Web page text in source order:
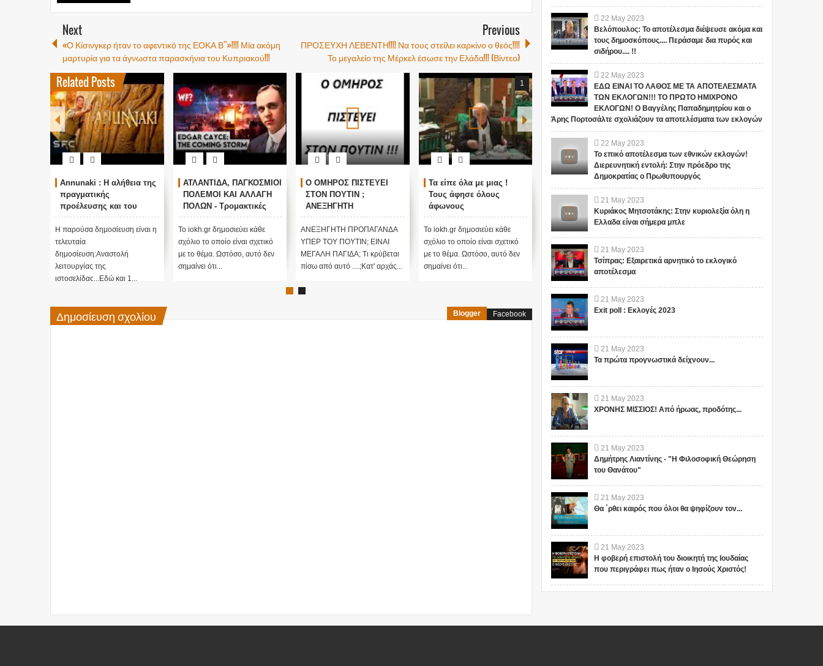
Next
«Ο Κίσινγκερ ήταν το αφεντικό της ΕΟΚΑ Β''»!!!! Μία ακόμη
μαρτυρία για τα άγνωστα παρασκήνια του Κυπριακού!!!
Previous
ΠΡΟΣΕΥΧΗ ΛΕΒΕΝΤΗ!!!! Να τους στείλει καρκίνο ο θεός!!!!
Το μεγαλείο της Μέρκελ έσωσε την Ελάδα!!! (Βίντεο)
Related Posts
Annunaki : Η αλήθεια της
πραγματικής
προέλευσης και του
σκοπού τους και
αναστολή λειτουργίας
μας ....
Η παρούσα δημοσίευση είναι η
τελευταία
δημοσίευση:Αναστολή
λειτουργίας της
ιστοσελίδας...Εδώ και 1...
ΑΤΛΑΝΤΙΔΑ, ΠΑΓΚΟΣΜΙΟΙ
ΠΟΛΕΜΟΙ ΚΑΙ ΑΛΛΑΓΗ
ΠΟΛΩΝ - Τρομακτικές
προβλέψεις του Edgar
Cayce (Video)
Το iokh.gr δημοσιεύει κάθε
σχόλιο το οποίο είναι σχετικό
με το θέμα. Ωστόσο, αυτό δεν
σημαίνει ότι...
Ο ΟΜΗΡΟΣ ΠΙΣΤΕΥΕΙ
ΣΤΟΝ ΠΟΥΤΙΝ ;
ΑΝΕΞΗΓΗΤΗ
ΠΡΟΠΑΓΑΝΔΑ ΥΠΕΡ ΤΟΥ
ΠΟΥΤΙΝ;
ΑΝΕΞΗΓΗΤΗ ΠΡΟΠΑΓΑΝΔΑ
ΥΠΕΡ ΤΟΥ ΠΟΥΤΙΝ; ΕΙΝΑΙ
ΜΕΓΑΛΗ ΠΑΓΙΔΑ; Τι κρύβεται
πίσω από αυτό ....;Κατ' αρχάς...
1
Τα είπε όλα με μιας !
Τους άφησε όλους
άφωνους
Το iokh.gr δημοσιεύει κάθε
σχόλιο το οποίο είναι σχετικό
με το θέμα. Ωστόσο, αυτό δεν
σημαίνει ότι...
1
"ΣΧΕΔΙΟ ΛΕΩΝΙΔΑΣ": ΤΙ
ΕΤΟΙΜΑΖΟΥΝ ΓΙΑ ΤΗΝ
ΠΑΤΡΙΔΑ ΜΑΣ... ; ΔΕΝ ΤΑ
ΕΙΠΕ ΤΥΧΑΙΑ ΣΤΙΣ
13/11/2015...
Το iokh.gr δημοσιεύει κάθε
με το θέμα. Ωστόσο, αυτό δεν
σημαίνει ότι...
ΑΥΤΑ ΤΡΕΜΟΥΝ! Οι
Ιερατική σχέση!(ΒΙΝΤΕΟ)
σημαίνει ότι...
Δημοσίευση σχολίου Blogger Facebook
22 May 2023
Βελόπουλος: Το αποτέλεσμα διέψευσε ακόμα και
τους δημοσκόπους.... Περάσαμε δια πυρός και
σιδήρου.... !!
22 May 2023
ΕΔΩ ΕΙΝΑΙ ΤΟ ΛΑΘΟΣ ΜΕ ΤΑ ΑΠΟΤΕΛΕΣΜΑΤΑ
ΤΩΝ ΕΚΛΟΓΩΝ!!! ΤΟ ΠΡΩΤΟ ΗΜΙΧΡΟΝΟ
ΕΚΛΟΓΩΝ! Ο Βαγγέλης Παπαδημητρίου και ο
Άρης Πορτοσάλτε σχολιάζουν τα αποτελέσματα των εκλογών
22 May 2023
Το επικό αποτέλεσμα των εθνικών εκλογών!
Διερευνητική εντολή: Στην πρόεδρο της
Δημοκρατίας ο Πρωθυπουργός
21 May 2023
Κυριάκος Μητσοτάκης: Στην κυριολεξία όλη η
Ελλαδα είναι σήμερα μπλε
21 May 2023
Τσίπρας: Εξαιρετικά αρνητικό το εκλογικό
αποτέλεσμα
21 May 2023
Exit poll : Εκλογές 2023
21 May 2023
Τα πρώτα προγνωστικά δείχνουν...
21 May 2023
ΧΡΟΝΗΣ ΜΙΣΣΙΟΣ! Από ήρωας, προδότης...
21 May 2023
Δημήτρης Λιαντίνης - "Η Φιλοσοφική Θεώρηση
του Θανάτου"
21 May 2023
Θα ΄ρθει καιρός που όλοι θα ψηφίζουν τον...
21 May 2023
Η φοβερή επιστολή του διοικητή της Ιουδαίας
που περιγράφει πως ήταν ο Ιησούς Χριστός!